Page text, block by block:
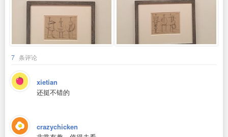
7 条评论
xietian
还挺不错的
crazychicken